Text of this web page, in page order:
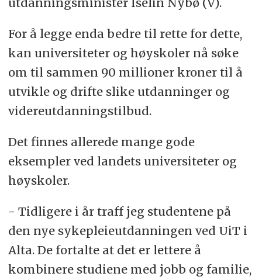
For å legge enda bedre til rette for dette,
kan universiteter og høyskoler nå søke
om til sammen 90 millioner kroner til å
utvikle og drifte slike utdanninger og
videreutdanningstilbud.
Det finnes allerede mange gode
eksempler ved landets universiteter og
høyskoler.
- Tidligere i år traff jeg studentene på
den nye sykepleieutdanningen ved UiT i
Alta. De fortalte at det er lettere å
kombinere studiene med jobb og familie,